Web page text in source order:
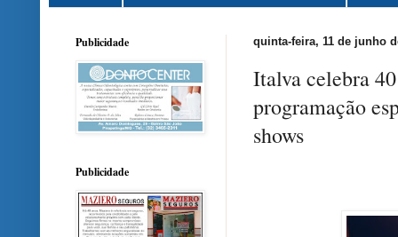
quinta-feira, 11 de junho
Italva celebra
programação
shows
Publicidade
Publicidade